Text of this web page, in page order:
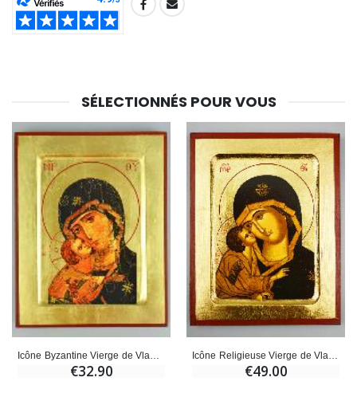
SHARE:
SÉLECTIONNÉS POUR VOUS
€32.90 €49.00